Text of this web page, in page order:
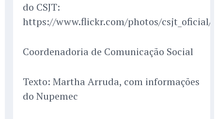
do CSJT:
https://www.flickr.com/photos/csjt_oficial/
Coordenadoria de Comunicação Social
Texto: Martha Arruda, com informações
do Nupemec